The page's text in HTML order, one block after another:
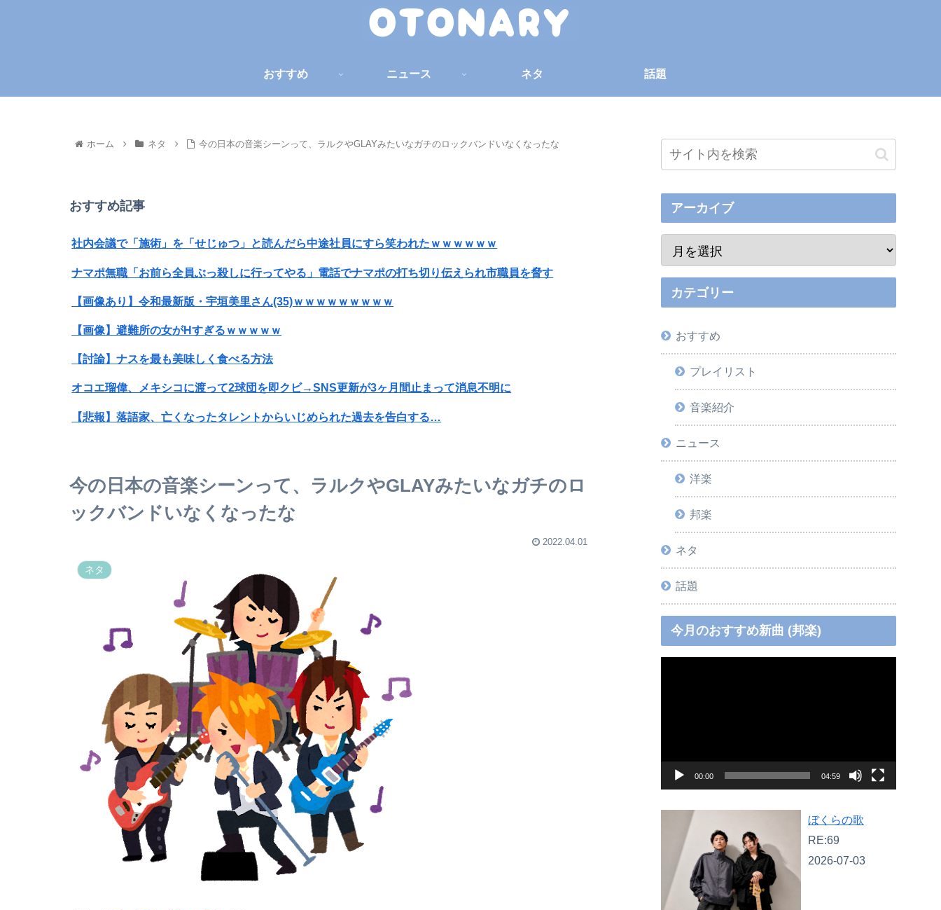
おすすめ ニュース ネタ 話題
ホーム ネタ 今の日本の音楽シーンって、ラルクやGLAYみたいなガチのロックバンドいなくなったな
おすすめ記事
社内会議で「施術」を「せじゅつ」と読んだら中途社員にすら笑われたｗｗｗｗｗｗ
ナマポ無職「お前ら全員ぶっ殺しに行ってやる」電話でナマポの打ち切り伝えられ市職員を脅す
【画像あり】令和最新版・宇垣美里さん(35)ｗｗｗｗｗｗｗｗｗ
【画像】避難所の女がHすぎるｗｗｗｗｗ
【討論】ナスを最も美味しく食べる方法
オコエ瑠偉、メキシコに渡って2球団を即クビ→SNS更新が3ヶ月間止まって消息不明に
【悲報】落語家、亡くなったタレントからいじめられた過去を告白する…
【画像】X女子「ガチでこういう彼氏欲しくて息できん」 2000万バズ
【悲報】Mrs. GREEN APPLE、マジで逝くwwwwww
【正論】白人男性「日本の接客はうるさい」
【画像】外国人が絶対に食べられない日本料理第1位wwwwwwwww
【画像】“ルフィ”強盗事件、幹部の男に懲役20年の有罪判決確定！！！
異世界おじさん←こいつに2期がない理由・・・
この小さな出来事でこの実行力の差よ…と人生そのものが心配になってしまう
【画像】アナウンサーさん(26)、地上波で自前のJKコスプレを披露wwwwwww
【驚愕】年商10億円を超える『ひとり親方』が激増 Mac miniを大量購入しAIを従業員に
【画像】AKBのセンター、レベチな事が世間にバレ始めるｗｗｗｗｗｗｗ
息子のオ●ニーを発見したワイの嫁、全ての対応を間違えてしまう…
【動画】台風13号の進路予想、明らかにおかしい…
今の日本の音楽シーンって、ラルクやGLAYみたいなガチのロ
ックバンドいなくなったな
2022.04.01
ネタ
アーカイブ
カテゴリー
おすすめ
プレイリスト
音楽紹介
ニュース
洋楽
邦楽
ネタ
話題
今月のおすすめ新曲 (邦楽)
ー
00:00 04:59
ぼくらの歌
RE:69
2026-07-03